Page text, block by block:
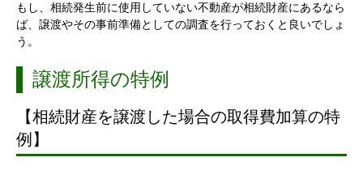
もし、相続発生前に使用していない不動産が相続財産にあるなら
ば、譲渡やその事前準備としての調査を行っておくと良いでしょ
う。
譲渡所得の特例
【相続財産を譲渡した場合の取得費加算の特
例】